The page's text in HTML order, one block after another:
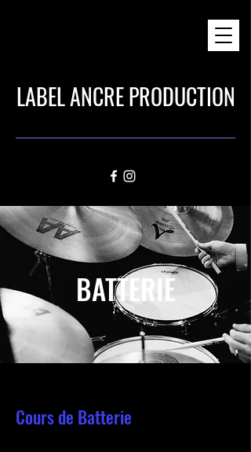
LABEL ANCRE PRODUCTION
BATTERIE
Cours de Batterie